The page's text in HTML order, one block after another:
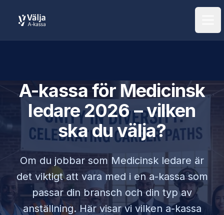
A-kassa för Medicinsk
ledare2026 – vilken
ska du välja?
Om du jobbar som Medicinsk ledare är
det viktigt att vara med i en a-kassa som
passar din bransch och din typ av
anställning. Här visar vi vilken a-kassa